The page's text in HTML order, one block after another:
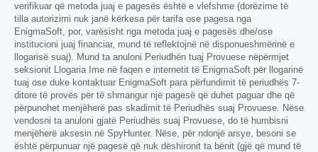
verifikuar që metoda juaj e pagesës është e vlefshme (dorëzime të
tilla autorizimi nuk janë kërkesa për tarifa ose pagesa nga
EnigmaSoft, por, varësisht nga metoda juaj e pagesës dhe/ose
institucioni juaj financiar, mund të reflektojnë në disponueshmërinë e
llogarisë suaj). Mund ta anuloni Periudhën tuaj Provuese nëpërmjet
seksionit Llogaria Ime në faqen e internetit të EnigmaSoft për llogarinë
tuaj ose duke kontaktuar EnigmaSoft para përfundimit të periudhës 7-
ditore të provës për të shmangur një pagesë që duhet paguar dhe që
përpunohet menjëherë pas skadimit të Periudhës suaj Provuese. Nëse
vendosni ta anuloni gjatë Periudhës suaj Provuese, do të humbisni
menjëherë aksesin në SpyHunter. Nëse, për ndonjë arsye, besoni se
është përpunuar një pagesë që nuk dëshironit ta bënit (gjë që mund të